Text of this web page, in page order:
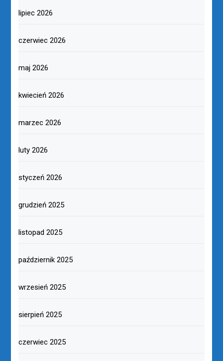
lipiec 2026
czerwiec 2026
maj 2026
kwiecień 2026
marzec 2026
luty 2026
styczeń 2026
grudzień 2025
listopad 2025
październik 2025
wrzesień 2025
sierpień 2025
czerwiec 2025